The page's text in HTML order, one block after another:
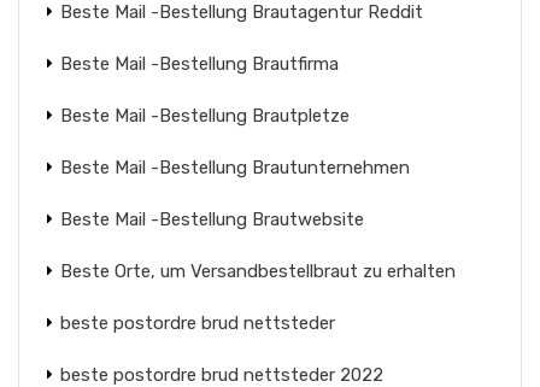
Beste Mail -Bestellung Brautagentur Reddit
Beste Mail -Bestellung Brautfirma
Beste Mail -Bestellung Brautpletze
Beste Mail -Bestellung Brautunternehmen
Beste Mail -Bestellung Brautwebsite
Beste Orte, um Versandbestellbraut zu erhalten
beste postordre brud nettsteder
beste postordre brud nettsteder 2022